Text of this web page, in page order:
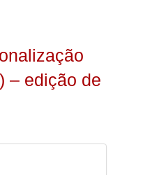
– edição de